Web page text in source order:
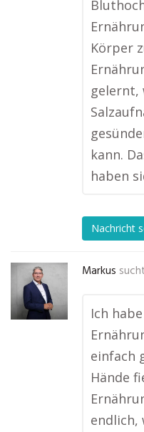
Körper
gelernt,
kann.
haben
Nachricht
Markus
Ich
einfach
Hände
endlich,